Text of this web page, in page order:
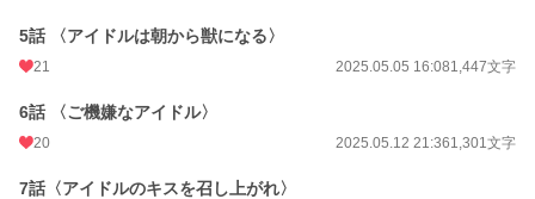
年間ポイント
5話 〈アイドルは朝から獣になる〉
21 2025.05.05 16:081,447文字
6話 〈ご機嫌なアイドル〉
20 2025.05.12 21:361,301文字
7話〈アイドルのキスを召し上がれ〉